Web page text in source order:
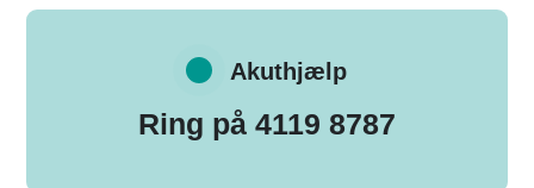
Akuthjælp
Ring på 4119 8787